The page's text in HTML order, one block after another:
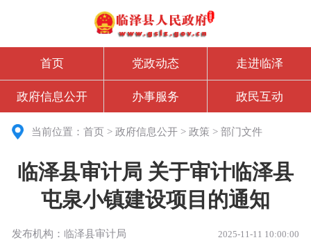
首页 党政动态 走进临泽
政府信息公开 办事服务 政民互动
当前位置：首页 >政府信息公开 >政策 >部门文件
临泽县审计局 关于审计临泽县
屯泉小镇建设项目的通知
发布机构：临泽县审计局 2025-11-11 10:00:00